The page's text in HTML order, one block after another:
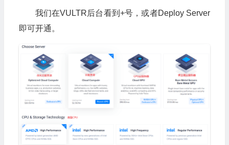
我们在VULTR后台看到+号，或者Deploy Server
即可开通。